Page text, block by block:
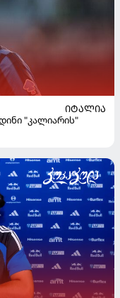
ᲘᲢᲐᲚᲘᲐ
"კალიარის"